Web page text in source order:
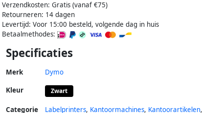
Verzendkosten: Gratis (vanaf €75)
Retourneren: 14 dagen
Levertijd: Voor 15:00 besteld, volgende dag in huis
Betaalmethodes:
Specificaties
Merk Dymo
Kleur Zwart
Categorie Labelprinters, Kantoormachines, Kantoorartikelen,